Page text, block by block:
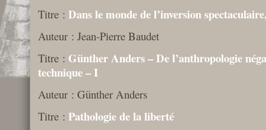
Titre : Dans le monde de l’inversion
Auteur : Jean-Pierre Baudet
Titre : Günther Anders – De l’anthropologie
technique – I
Auteur : Günther Anders
Titre : Pathologie de la liberté